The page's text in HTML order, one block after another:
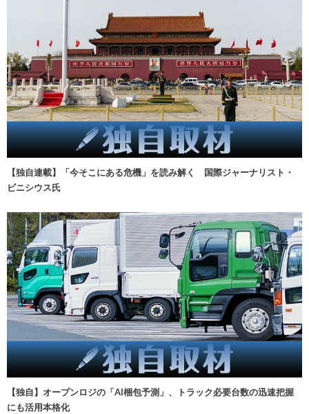
【独自連載】「今そこにある危機」を読み解く 国際ジャーナリスト・
ビニシウス氏
【独自】オープンロジの「AI梱包予測」、トラック必要台数の迅速把握
にも活用本格化